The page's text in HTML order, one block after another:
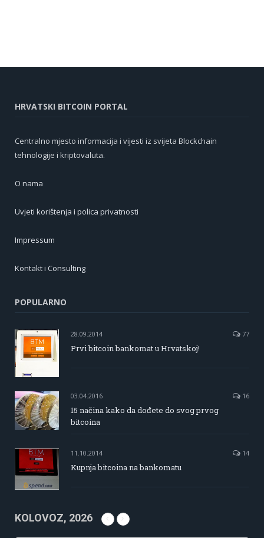
HRVATSKI BITCOIN PORTAL
Centralno mjesto informacija i vijesti iz svijeta Blockchain
tehnologije i kriptovaluta.
O nama
Uvjeti korištenja i polica privatnosti
Impressum
Kontakt i Consulting
POPULARNO
28.09.2014 77
Prvi bitcoin bankomat u Hrvatskoj!
03.04.2016 16
15 načina kako da dođete do svog prvog
bitcoina
11.10.2014 14
Kupnja bitcoina na bankomatu
KOLOVOZ, 2026